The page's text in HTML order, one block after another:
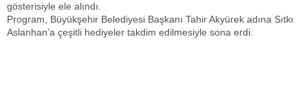
gösterisiyle ele alındı.
Program, Büyükşehir Belediyesi Başkanı Tahir Akyürek adına Sıtkı
Aslanhan’a çeşitli hediyeler takdim edilmesiyle sona erdi.